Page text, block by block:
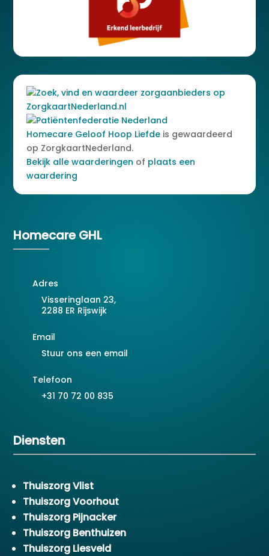
Homecare Geloof Hoop Liefde is gewaardeerd
op ZorgkaartNederland.
Bekijk alle waarderingen of plaats een
waardering
Homecare GHL
Adres
Visseringlaan 23,
2288 ER Rijswijk
Email
Stuur ons een email
Telefoon
+31 70 72 00 835
Diensten
Thuiszorg Vlist
Thuiszorg Voorhout
Thuiszorg Pijnacker
Thuiszorg Benthuizen
Thuiszorg Liesveld